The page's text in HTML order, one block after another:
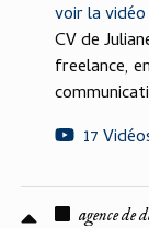
voir la vidéo
CV de
freelance,
17
agence de